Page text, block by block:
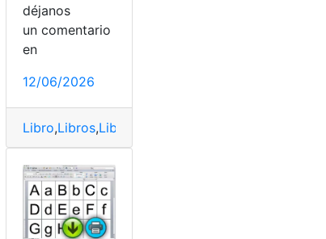
déjanos
un comentario
en
12/06/2026
Libro,Libros,Libros del ministerio de educación